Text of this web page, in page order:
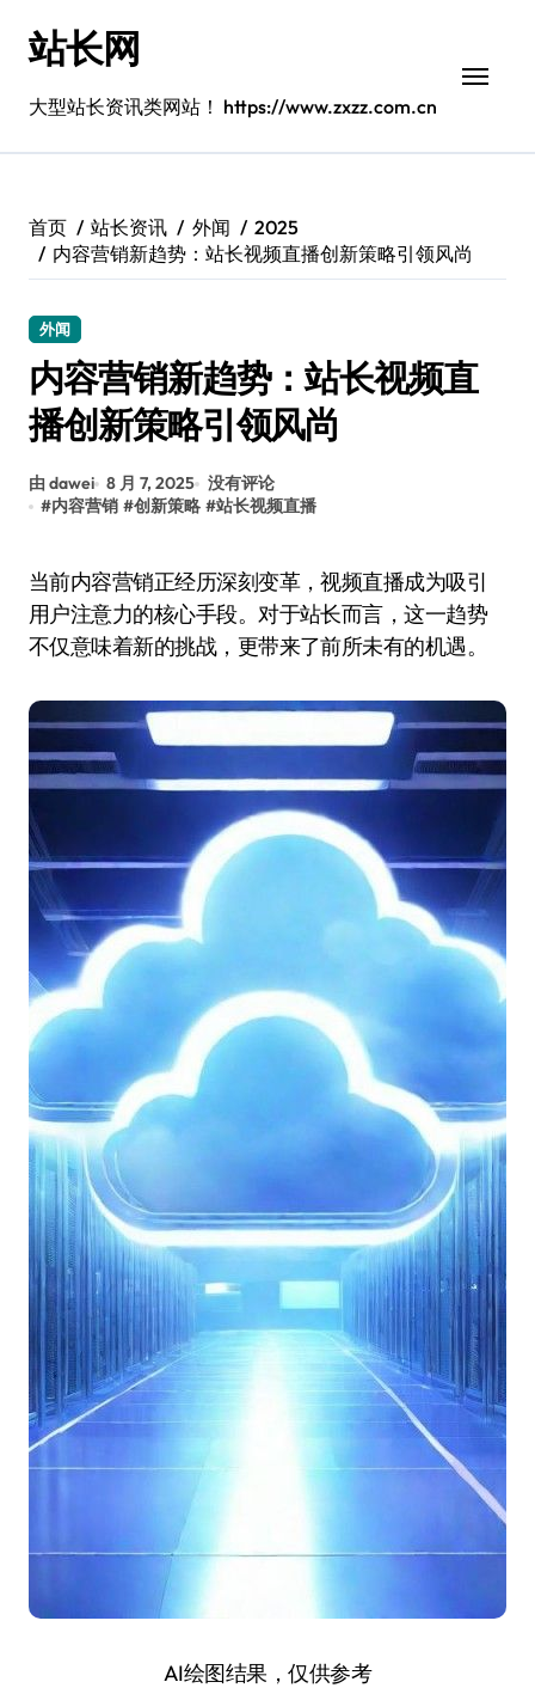
站长网
大型站长资讯类网站！ https://www.zxzz.com.cn
首页 站长资讯 外闻
2025
内容营销新趋势：站长视频直播创新策略引领风尚
外闻
内容营销新趋势：站长视频直
播创新策略引领风尚
由 dawei 8 月 7, 2025 没有评论
#内容营销 #创新策略 #站长视频直播
当前内容营销正经历深刻变革，视频直播成为吸引
用户注意力的核心手段。对于站长而言，这一趋势
不仅意味着新的挑战，更带来了前所未有的机遇。
AI绘图结果，仅供参考